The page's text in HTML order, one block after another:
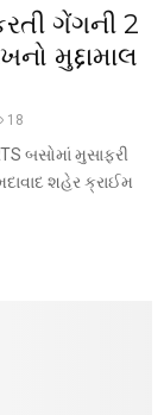
ગેંગની 2
મુદ્દામાલ
18
બસોમાં મુસાફરી
શહેર ક્રાઈમ